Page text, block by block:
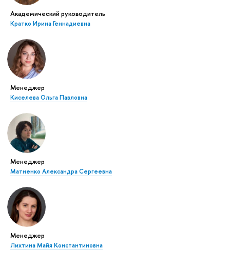
Академический руководитель
Кратко Ирина Геннадиевна
Менеджер
Киселева Ольга Павловна
Менеджер
Матненко Александра Сергеевна
Менеджер
Лихтина Майя Константиновна